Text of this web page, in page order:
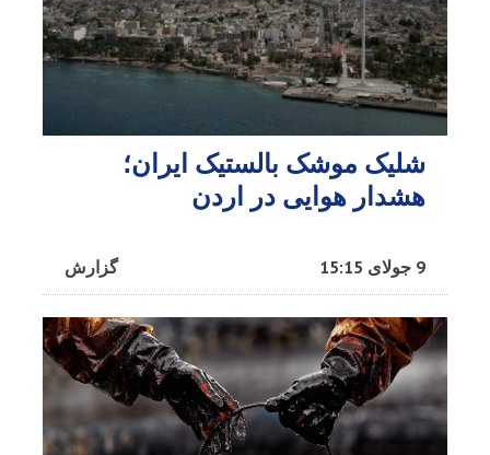
شلیک موشک بالستیک ایران؛
هشدار هوایی در اردن
گزارش 9 جولای 15:15